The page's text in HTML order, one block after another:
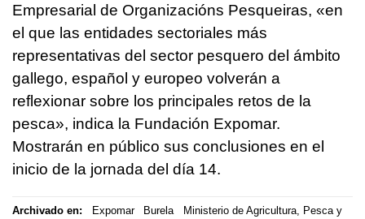
Empresarial de Organizacións Pesqueiras, «en
el que las entidades sectoriales más
representativas del sector pesquero del ámbito
gallego, español y europeo volverán a
reflexionar sobre los principales retos de la
pesca», indica la Fundación Expomar.
Mostrarán en público sus conclusiones en el
inicio de la jornada del día 14.
Archivado en: Expomar Burela
Ministerio de Agricultura, Pesca y